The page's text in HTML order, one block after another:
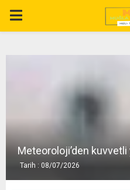
P
A
Meteoroloji’den kuvvetli
Tarih : 08/07/2026